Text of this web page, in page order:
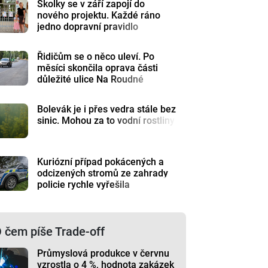
Školky se v září zapojí do
nového projektu. Každé ráno
jedno dopravní pravidlo
Řidičům se o něco uleví. Po
měsíci skončila oprava části
důležité ulice Na Roudné
Bolevák je i přes vedra stále bez
sinic. Mohou za to vodní rostliny
Kuriózní případ pokácených a
odcizených stromů ze zahrady
policie rychle vyřešila
čem píše Trade-off
Průmyslová produkce v červnu
vzrostla o 4 %, hodnota zakázek